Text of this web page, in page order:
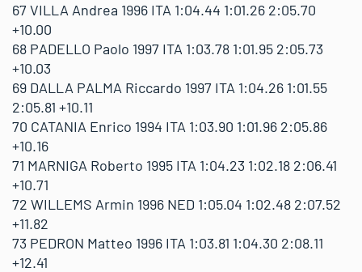
67 VILLA Andrea 1996 ITA 1:04.44 1:01.26 2:05.70
+10.00
68 PADELLO Paolo 1997 ITA 1:03.78 1:01.95 2:05.73
+10.03
69 DALLA PALMA Riccardo 1997 ITA 1:04.26 1:01.55
2:05.81 +10.11
70 CATANIA Enrico 1994 ITA 1:03.90 1:01.96 2:05.86
+10.16
71 MARNIGA Roberto 1995 ITA 1:04.23 1:02.18 2:06.41
+10.71
72 WILLEMS Armin 1996 NED 1:05.04 1:02.48 2:07.52
+11.82
73 PEDRON Matteo 1996 ITA 1:03.81 1:04.30 2:08.11
+12.41